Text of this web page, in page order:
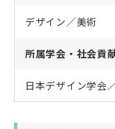
デザイン／美術
所属学会・社会貢
日本デザイン学会